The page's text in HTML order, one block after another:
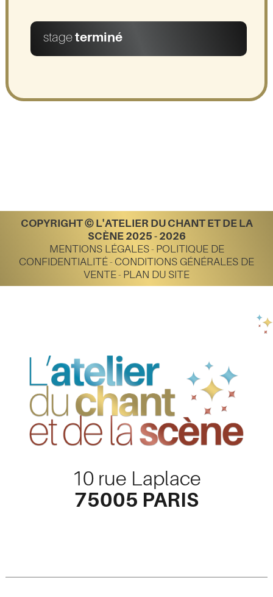
stageterminé
COPYRIGHT © L'ATELIER DU CHANT ET DE LA
SCÈNE 2025 - 2026
MENTIONS LÉGALES-POLITIQUE DE
CONFIDENTIALITÉ-CONDITIONS GÉNÉRALES DE
VENTE-PLAN DU SITE
10 rue Laplace
75005 PARIS